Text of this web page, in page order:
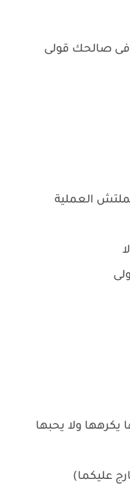
صالحك قولى
العملية
ولا يحبها
عليكما)